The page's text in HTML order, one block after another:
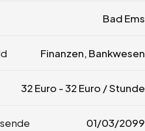
Bad Ems
Finanzen, Bankwesen
32 Euro -32 Euro / Stunde
01/03/2099